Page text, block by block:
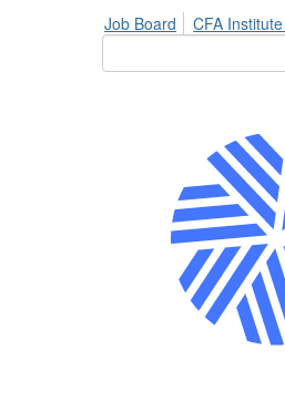
Job Board CFA Institute